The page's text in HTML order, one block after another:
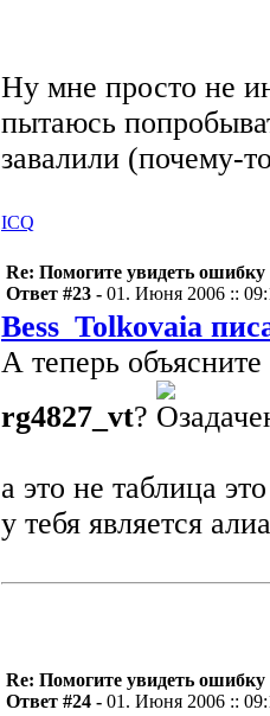
Ну мне просто не
пытаюсь
завалили (почему-
ICQ
Re: Помогите увидеть ошибку
Ответ #23 - 01. Июня 2006 ::
Bess_Tolkovaia
А теперь
rg4827_vt?
а это не таблица
у тебя является
Re: Помогите увидеть ошибку
Ответ #24 - 01. Июня 2006 ::